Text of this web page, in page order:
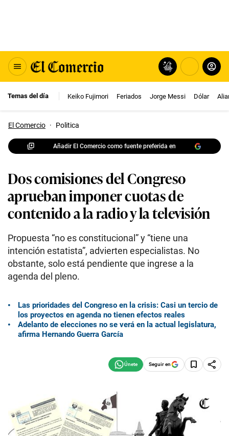
Temas del día Keiko Fujimori Feriados Jorge Messi Dólar
El Comercio · Politica
Añadir El Comercio como fuente preferida en
Dos comisiones del Congreso
aprueban imponer cuotas de
contenido a la radio y la televisión
Propuesta “no es constitucional” y “tiene una
intención estatista”, advierten especialistas. No
obstante, solo está pendiente que ingrese a la
agenda del pleno.
Las prioridades del Congreso en la crisis: Casi un tercio de
los proyectos en agenda no tienen efectos reales
Adelanto de elecciones no se verá en la actual legislatura,
afirma Hernando Guerra García
Seguir en